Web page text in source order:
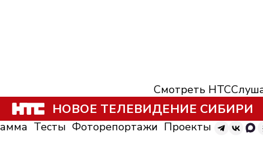
Смотреть НТС
НОВОЕ ТЕЛЕВИДЕНИЕ СИБИРИ
Тесты Фоторепортажи Проекты